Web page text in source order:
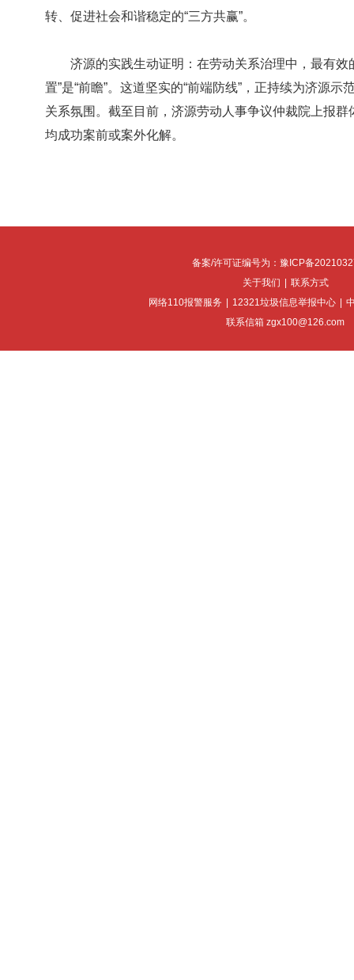
转、促进社会和谐稳定的“三方共赢”。
济源的实践生动证明：在劳动关系治理中，最有效的
置”是“前瞻”。这道坚实的“前端防线”，正持续为济源
关系氛围。截至目前，济源劳动人事争议仲裁院上报
均成功案前或案外化解。
备案/许可证编号为：豫ICP备
关于我们 | 联系方式
网络110报警服务 | 12321垃圾信息举报中心 |
联系信箱 zgx100@126.com